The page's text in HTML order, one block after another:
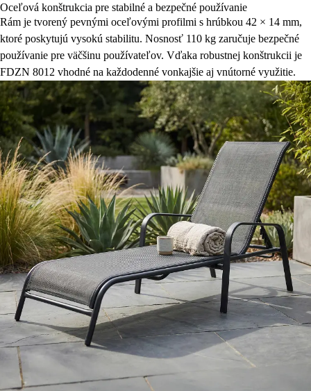
Oceľová konštrukcia pre stabilné a bezpečné používanie
Rám je tvorený pevnými oceľovými profilmi s hrúbkou 42 × 14 mm,
ktoré poskytujú vysokú stabilitu. Nosnosť 110 kg zaručuje bezpečné
používanie pre väčšinu používateľov. Vďaka robustnej konštrukcii je
FDZN 8012 vhodné na každodenné vonkajšie aj vnútorné využitie.